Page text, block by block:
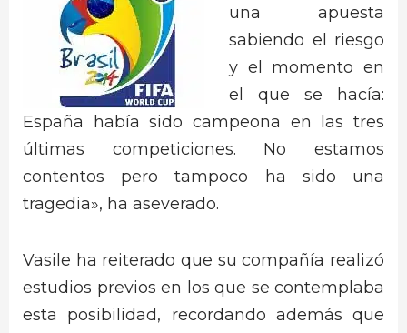
una apuesta
sabiendo el riesgo
y el momento en
el que se hacía:
España había sido campeona en las tres
últimas competiciones. No estamos
contentos pero tampoco ha sido una
tragedia», ha aseverado.
Vasile ha reiterado que su compañía realizó
estudios previos en los que se contemplaba
esta posibilidad, recordando además que